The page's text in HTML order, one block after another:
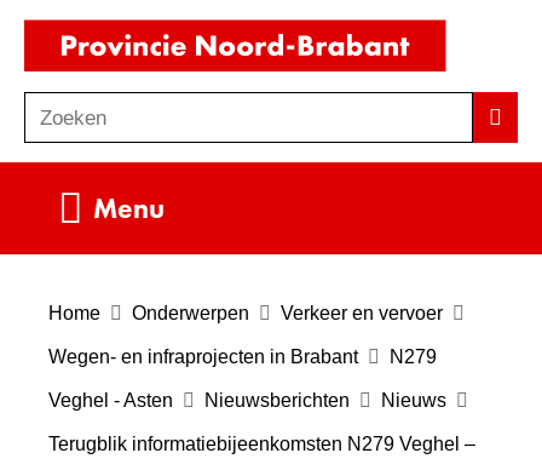
Ga
de
inhoud
o
e
Zoeken
Menu
Home Onderwerpen Verkeer en vervoer
Wegen- en infraprojecten in Brabant N279
Veghel - Asten Nieuwsberichten Nieuws
Terugblik informatiebijeenkomsten N279 Veghel –